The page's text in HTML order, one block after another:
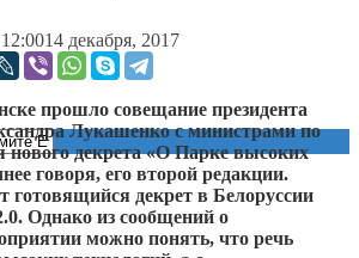
14 декабря, 2017
прошло совещание президента
Лукашенко с министрами по
нового декрета «О Парке высоких
говоря, его второй редакции.
готовящийся декрет в Белоруссии
Однако из сообщений о
можно понять, что речь